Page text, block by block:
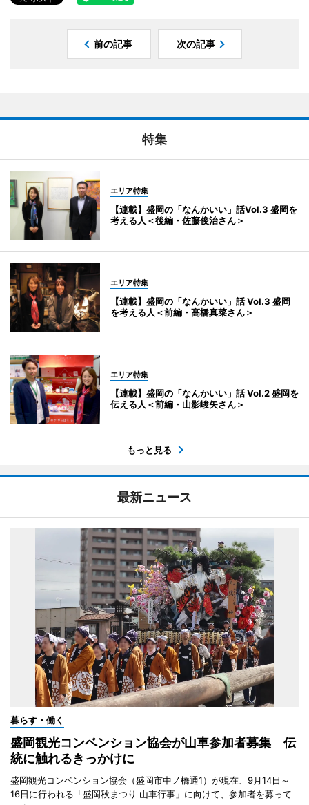
前の記事 次の記事
特集
エリア特集
【連載】盛岡の「なんかいい」話Vol.3 盛岡を
考える人＜後編・佐藤俊治さん＞
エリア特集
【連載】盛岡の「なんかいい」話 Vol.3 盛岡
を考える人＜前編・高橋真菜さん＞
エリア特集
【連載】盛岡の「なんかいい」話 Vol.2 盛岡を
伝える人＜前編・山影峻矢さん＞
もっと見る
最新ニュース
暮らす・働く
盛岡観光コンベンション協会が山車参加者募集 伝
統に触れるきっかけに
盛岡観光コンベンション協会（盛岡市中ノ橋通1）が現在、9月14日～
16日に行われる「盛岡秋まつり 山車行事」に向けて、参加者を募って